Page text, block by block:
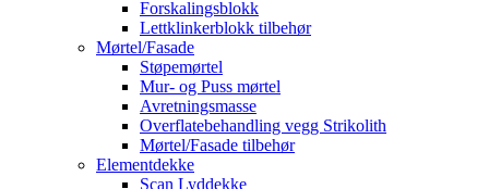
Forskalingsblokk
Lettklinkerblokk tilbehør
Mørtel/Fasade
Støpemørtel
Mur- og Puss mørtel
Avretningsmasse
Overflatebehandling vegg Strikolith
Mørtel/Fasade tilbehør
Elementdekke
Scan Lyddekke